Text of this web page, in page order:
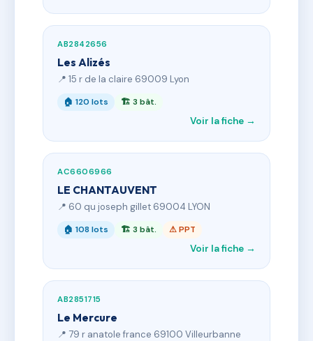
AB2842656
Les Alizés
📍 15 r de la claire 69009 Lyon
🏠 120 lots 🏗 3 bât.
Voir la fiche →
AC6606966
LE CHANTAUVENT
📍 60 qu joseph gillet 69004 LYON
🏠 108 lots 🏗 3 bât. ⚠ PPT
Voir la fiche →
AB2851715
Le Mercure
📍 79 r anatole france 69100 Villeurbanne